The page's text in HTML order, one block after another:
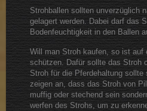
Strohballen sollten unverzüglich
gelagert werden. Dabei darf das
Bodenfeuchtigkeit in den Ballen
Will man Stroh kaufen, so ist auf
schützen. Dafür sollte das Stroh
Stroh für die Pferdehaltung
zeigen an, dass das Stroh von
muffig oder stechend sein
werfen des Strohs, um zu